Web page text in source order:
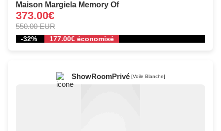
Maison Margiela Memory Of
373.00€
550.00 EUR
-32% 177.00€ économisé
ShowRoomPrivé [Voile Blanche]